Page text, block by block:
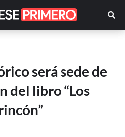
será sede de
del libro “Los